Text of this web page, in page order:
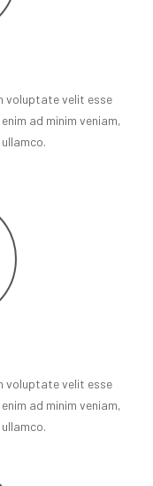
voluptate velit esse
ad minim veniam,
voluptate velit esse
ad minim veniam,